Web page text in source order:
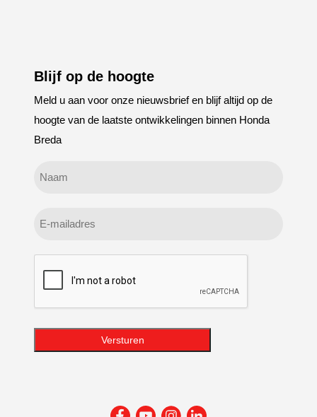
Blijf op de hoogte
Meld u aan voor onze nieuwsbrief en blijf altijd op de
hoogte van de laatste ontwikkelingen binnen Honda
Breda
Versturen